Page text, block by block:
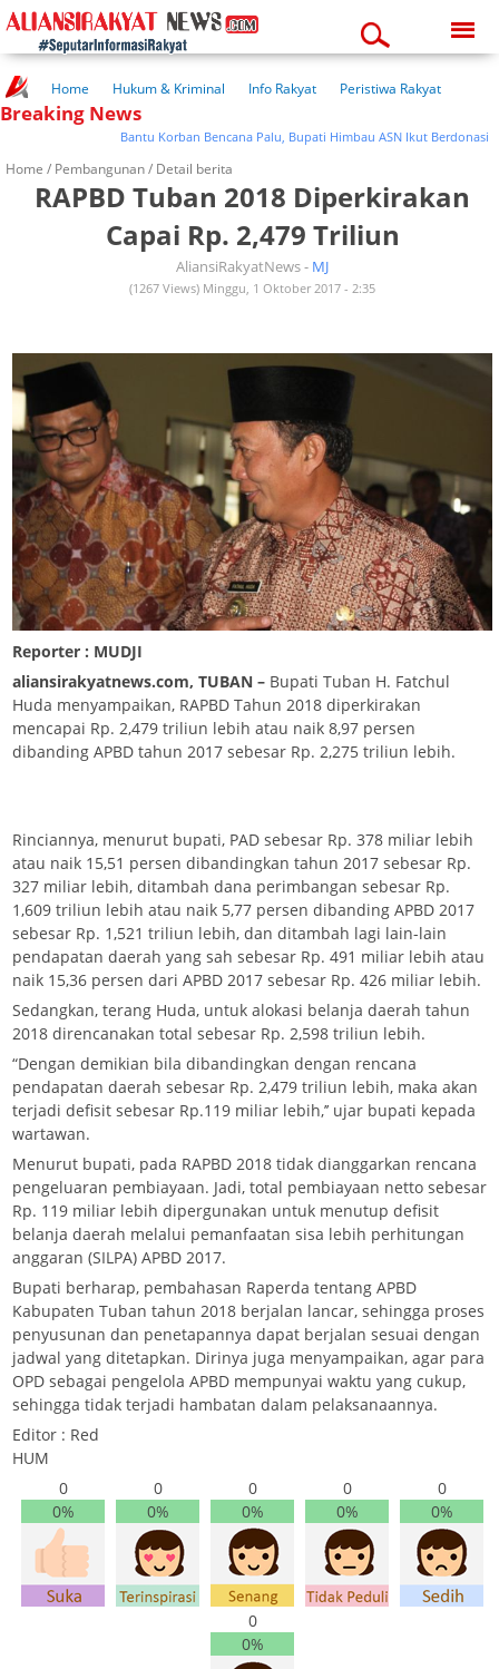
02:45:51 am
Home Hukum & Kriminal Info Rakyat
Peristiwa Rakyat
Kuliner Rakyat
Wisata Rakyat
Kesehatan
Breaking News
Bantu Korban Bencana Palu, Bupati Himbau ASN Ikut Berdonasi
Home / Pembangunan/ Detail berita
RAPBD Tuban 2018 Diperkirakan
Capai Rp. 2,479 Triliun
AliansiRakyatNews - MJ
(1267 Views) Minggu, 1 Oktober 2017 - 2:35
Reporter : MUDJI
aliansirakyatnews.com, TUBAN – Bupati Tuban H. Fatchul
Huda menyampaikan, RAPBD Tahun 2018 diperkirakan
mencapai Rp. 2,479 triliun lebih atau naik 8,97 persen
dibanding APBD tahun 2017 sebesar Rp. 2,275 triliun lebih.
Rinciannya, menurut bupati, PAD sebesar Rp. 378 miliar lebih
atau naik 15,51 persen dibandingkan tahun 2017 sebesar Rp.
327 miliar lebih, ditambah dana perimbangan sebesar Rp.
1,609 triliun lebih atau naik 5,77 persen dibanding APBD 2017
sebesar Rp. 1,521 triliun lebih, dan ditambah lagi lain-lain
pendapatan daerah yang sah sebesar Rp. 491 miliar lebih atau
naik 15,36 persen dari APBD 2017 sebesar Rp. 426 miliar lebih.
Sedangkan, terang Huda, untuk alokasi belanja daerah tahun
2018 direncanakan total sebesar Rp. 2,598 triliun lebih.
“Dengan demikian bila dibandingkan dengan rencana
pendapatan daerah sebesar Rp. 2,479 triliun lebih, maka akan
terjadi defisit sebesar Rp.119 miliar lebih,’’ ujar bupati kepada
wartawan.
Menurut bupati, pada RAPBD 2018 tidak dianggarkan rencana
pengeluaran pembiayaan. Jadi, total pembiayaan netto sebesar
Rp. 119 miliar lebih dipergunakan untuk menutup defisit
belanja daerah melalui pemanfaatan sisa lebih perhitungan
anggaran (SILPA) APBD 2017.
Bupati berharap, pembahasan Raperda tentang APBD
Kabupaten Tuban tahun 2018 berjalan lancar, sehingga proses
penyusunan dan penetapannya dapat berjalan sesuai dengan
jadwal yang ditetapkan. Dirinya juga menyampaikan, agar para
OPD sebagai pengelola APBD mempunyai waktu yang cukup,
sehingga tidak terjadi hambatan dalam pelaksanaannya.
Editor : Red
HUM
0
0%
0
0%
0
0%
0
0%
0
0%
0
0%